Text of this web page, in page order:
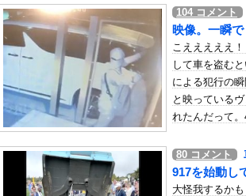
スロッターさん「優遇冷遇はある。理由はスマスロだか
ロシア海軍の太平洋艦隊、日本海やオホーツク海で軍事
氷河期世代の非正規、年金を払っていないので11年後
【画像】おまえらくんの机がこの女の子の椅子にされて
【画像】この女優さん、可愛すぎる
【朗報】齋藤飛鳥、前屈みで完全に見えてる動画が拡
海外「日本よ、お前がナンバーワンだ」 熊本地震直後
勇気を出して白人美女にチン凸したアジア人短小男
、
104 コメント
映像。一瞬
こえええええ
して車を盗む
による犯行の
と映っている
れたんだって
ので確認でき
に終わったそ
80 コメント
917を始動し
大怪我するか